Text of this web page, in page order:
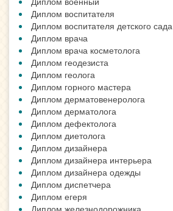
Диплом воспитателя
Диплом воспитателя детского сада
Диплом врача
Диплом врача косметолога
Диплом геодезиста
Диплом геолога
Диплом горного мастера
Диплом дерматовенеролога
Диплом дерматолога
Диплом дефектолога
Диплом диетолога
Диплом дизайнера
Диплом дизайнера интерьера
Диплом дизайнера одежды
Диплом диспетчера
Диплом егеря